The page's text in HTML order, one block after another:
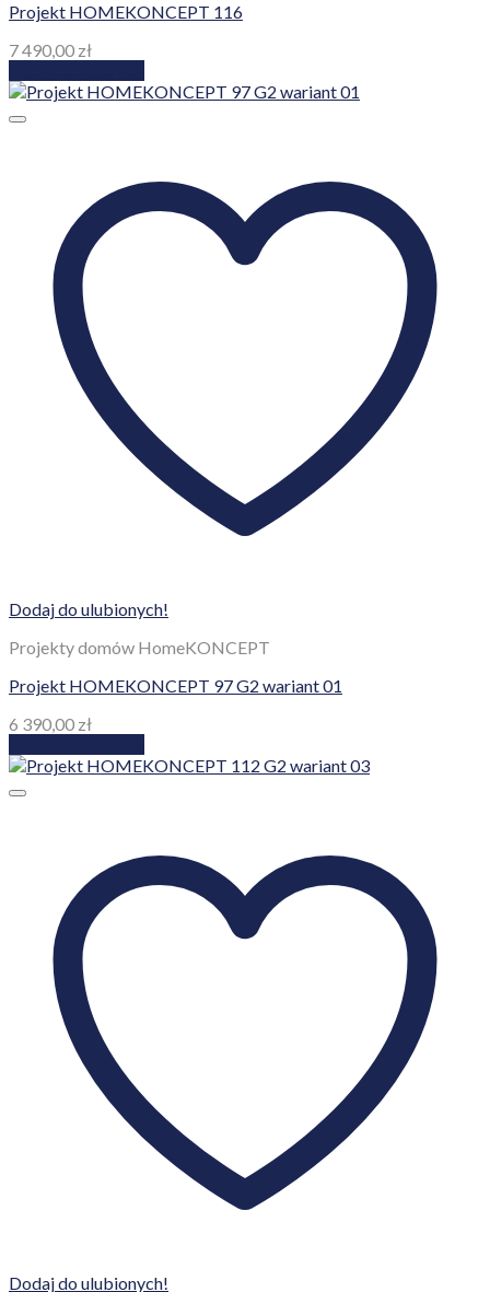
Projekt HOMEKONCEPT 116
7 490,00 zł
Dodaj do ulubionych!
Projekty domów HomeKONCEPT
Projekt HOMEKONCEPT 97 G2 wariant 01
6 390,00 zł
Dodaj do ulubionych!